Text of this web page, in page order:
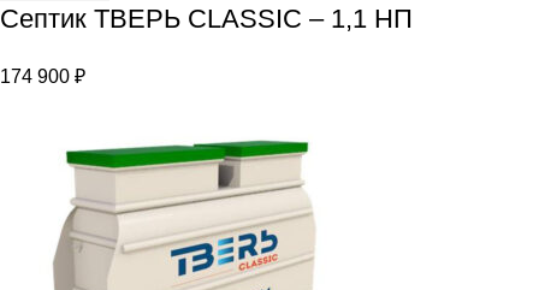
Септик
CLASSIC
Септик ТВЕРЬ CLASSIC – 1,1 НП
174 900 ₽